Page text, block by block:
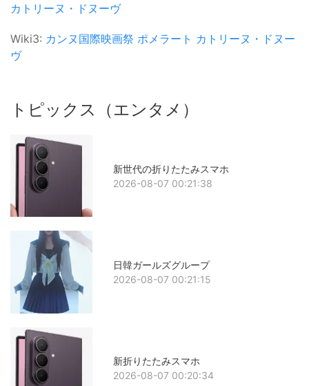
カトリーヌ・ドヌーヴ
Wiki3: カンヌ国際映画祭 ポメラート カトリーヌ・ドヌー
ヴ
トピックス（エンタメ）
新世代の折りたたみスマホ
2026-08-07 00:21:38
日韓ガールズグループ
2026-08-07 00:21:15
新折りたたみスマホ
2026-08-07 00:20:34